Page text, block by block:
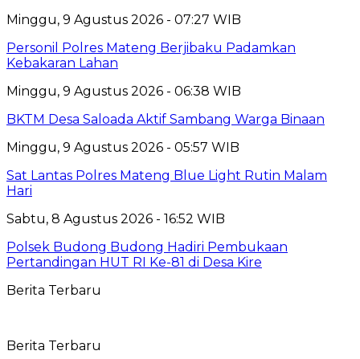
Minggu, 9 Agustus 2026 - 07:27 WIB
Personil Polres Mateng Berjibaku Padamkan
Kebakaran Lahan
Minggu, 9 Agustus 2026 - 06:38 WIB
BKTM Desa Saloada Aktif Sambang Warga Binaan
Minggu, 9 Agustus 2026 - 05:57 WIB
Sat Lantas Polres Mateng Blue Light Rutin Malam
Hari
Sabtu, 8 Agustus 2026 - 16:52 WIB
Polsek Budong Budong Hadiri Pembukaan
Pertandingan HUT RI Ke-81 di Desa Kire
Berita Terbaru
Berita Terbaru